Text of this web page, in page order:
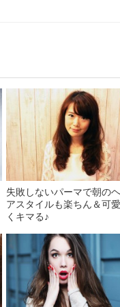
失敗しないパーマで朝の
アスタイルも楽ちん＆可
くキマる♪